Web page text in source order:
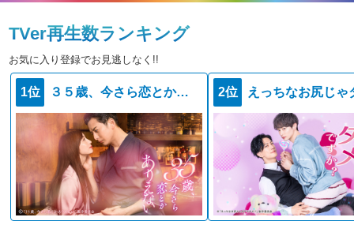
TVer再生数ランキング
お気に入り登録でお見逃しなく!!
1位 ３５歳、今さら恋とかありえない 2位